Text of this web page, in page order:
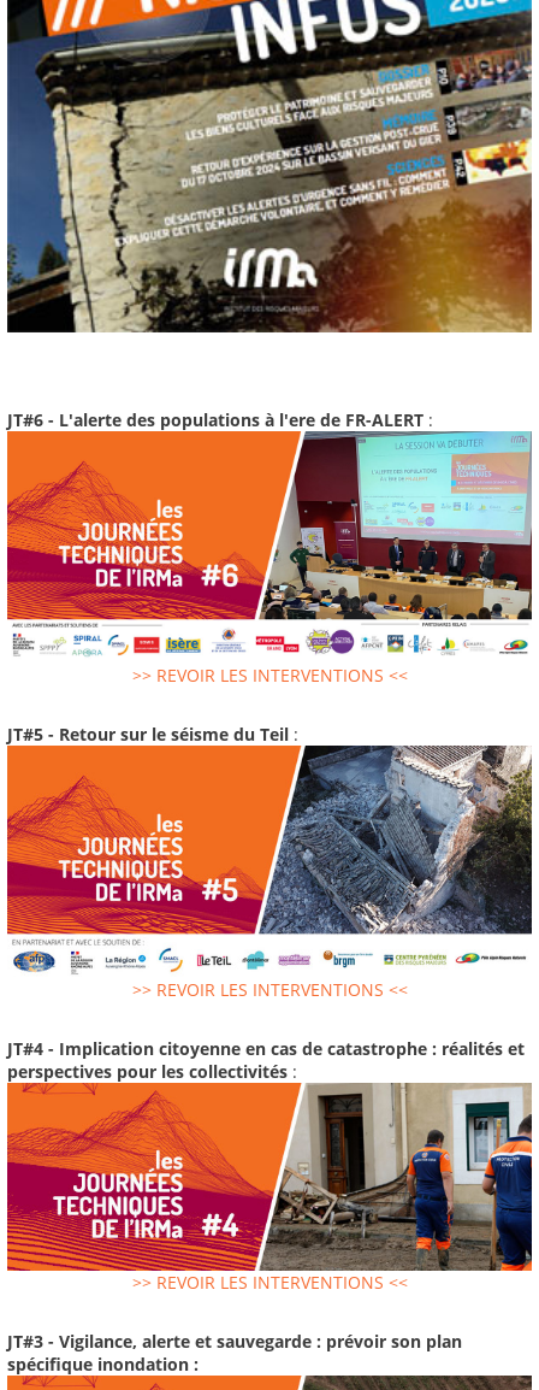
JT#6 - L'alerte des populations à l'ere de FR-ALERT :
>> REVOIR LES INTERVENTIONS <<
JT#5 - Retour sur le séisme du Teil :
>> REVOIR LES INTERVENTIONS <<
JT#4 - Implication citoyenne en cas de catastrophe : réalités et
perspectives pour les collectivités :
>> REVOIR LES INTERVENTIONS <<
JT#3 - Vigilance, alerte et sauvegarde : prévoir son plan
spécifique inondation :